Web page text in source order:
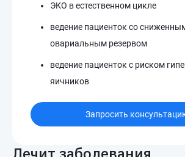
ЭКО в естественном цикле
ведение пациенток со
овариальным резервом
ведение пациенток с риском
яичников
Запросить